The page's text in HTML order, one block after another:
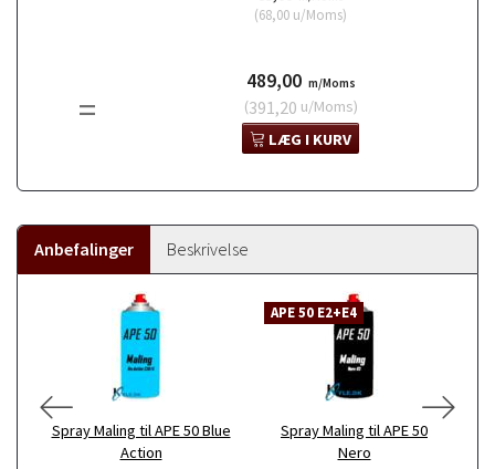
(68,00 u/Moms)
=
489,00 m/Moms
(391,20 u/Moms)
LÆG I KURV
Anbefalinger Beskrivelse
Spray Maling til APE 50 Blue
Action
APE 50 E2+E4
Spray Maling til APE 50
Nero